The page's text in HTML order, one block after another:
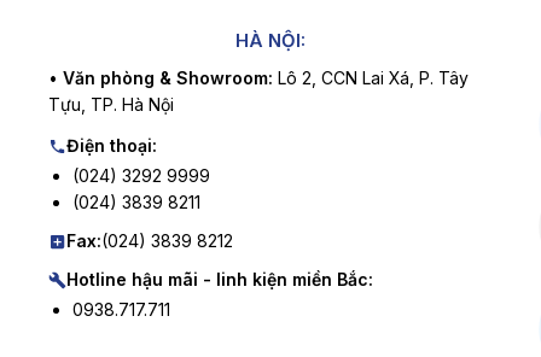
HÀ NỘI:
• Văn phòng & Showroom: Lô 2, CCN Lai Xá, P. Tây
Tựu, TP. Hà Nội
Điện thoại:
(024) 3292 9999
(024) 3839 8211
Fax:(024) 3839 8212
Hotline hậu mãi - linh kiện miền Bắc:
0938.717.711